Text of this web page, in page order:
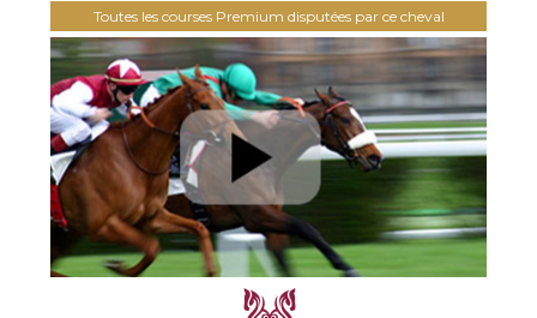
Toutes les courses Premium disputées par ce cheval